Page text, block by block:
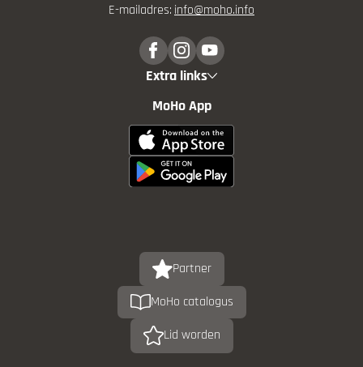
E-mailadres: info@moho.info
Extra links
MoHo App
Partner
MoHo catalogus
Lid worden